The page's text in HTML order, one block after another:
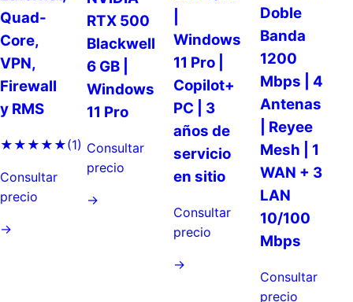
Quad-
Core,
VPN,
Firewall
y RMS
★★★★★(1)
Consultar
precio
→
RTX 500
Blackwell
6 GB |
Windows
11 Pro
Consultar
precio
→
Windows
11 Pro |
Copilot+
PC | 3
años de
servicio
en sitio
Consultar
precio
→
Doble
Banda
1200
Mbps | 4
Antenas
| Reyee
Mesh | 1
WAN + 3
LAN
10/100
Mbps
Consultar
precio